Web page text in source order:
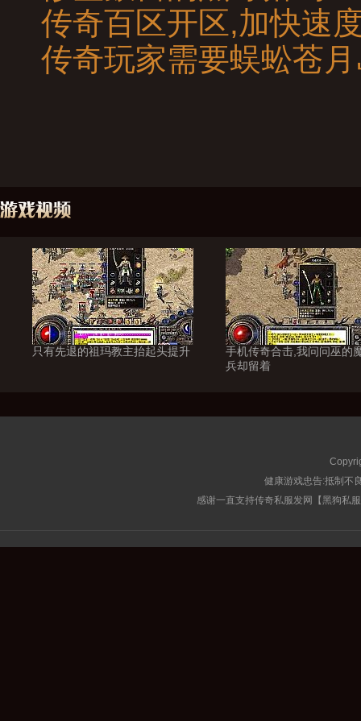
传奇百区开区,加快速
传奇玩家需要蜈蚣苍
只有先退的祖玛教主抬起头提升
手机传奇合击,我问问巫的
兵却留着
健康游戏忠告:抵制不
感谢一直支持传奇私服发网【黑狗私